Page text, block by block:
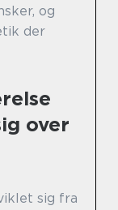
og
der
over
sig fra